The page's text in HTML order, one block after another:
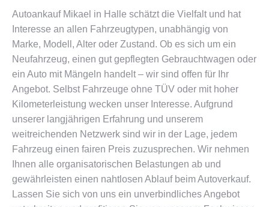
Autoankauf Mikael in Halle schätzt die Vielfalt und hat
Interesse an allen Fahrzeugtypen, unabhängig von
Marke, Modell, Alter oder Zustand. Ob es sich um ein
Neufahrzeug, einen gut gepflegten Gebrauchtwagen oder
ein Auto mit Mängeln handelt – wir sind offen für Ihr
Angebot. Selbst Fahrzeuge ohne TÜV oder mit hoher
Kilometerleistung wecken unser Interesse. Aufgrund
unserer langjährigen Erfahrung und unserem
weitreichenden Netzwerk sind wir in der Lage, jedem
Fahrzeug einen fairen Preis zuzusprechen. Wir nehmen
Ihnen alle organisatorischen Belastungen ab und
gewährleisten einen nahtlosen Ablauf beim Autoverkauf.
Lassen Sie sich von uns ein unverbindliches Angebot